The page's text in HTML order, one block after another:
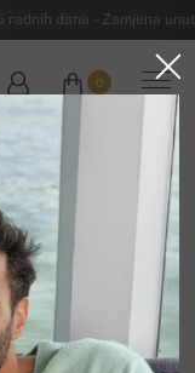
radnih dana – Zamjena
0